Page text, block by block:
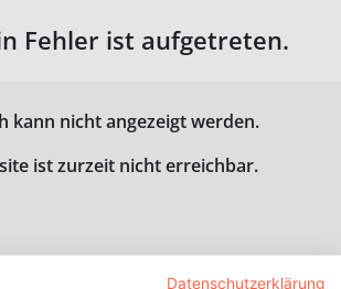
Fehler ist aufgetreten.
kann nicht angezeigt werden.
ist zurzeit nicht erreichbar.
Datenschutzerklärung